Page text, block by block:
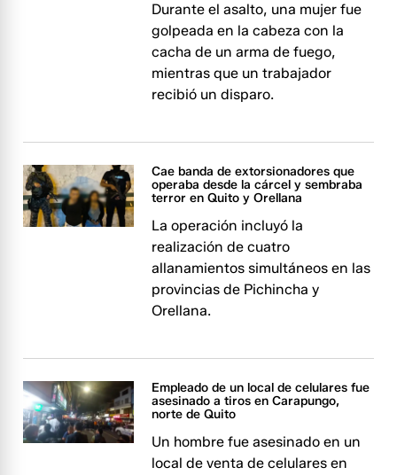
Durante el asalto, una mujer fue
golpeada en la cabeza con la
cacha de un arma de fuego,
mientras que un trabajador
recibió un disparo.
Cae banda de extorsionadores que
operaba desde la cárcel y sembraba
terror en Quito y Orellana
La operación incluyó la
realización de cuatro
allanamientos simultáneos en las
provincias de Pichincha y
Orellana.
Empleado de un local de celulares fue
asesinado a tiros en Carapungo,
norte de Quito
Un hombre fue asesinado en un
local de venta de celulares en